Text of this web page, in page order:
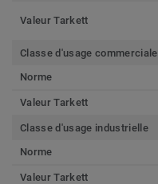
Valeur Tarkett
Classe d'usage commerciale
Norme
Valeur Tarkett
Classe d'usage industrielle
Norme
Valeur Tarkett